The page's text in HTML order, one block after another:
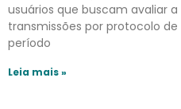
usuários que buscam avaliar
transmissões por protocolo
período
Leia mais »